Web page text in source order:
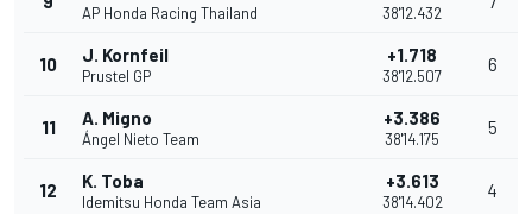
AP Honda Racing Thailand 38'12.432
10 J. Kornfeil
Prustel GP
+1.718
38'12.507
6
11 A. Migno
Ángel Nieto Team
+3.386
38'14.175
5
12 K. Toba
Idemitsu Honda Team Asia
+3.613
38'14.402
4